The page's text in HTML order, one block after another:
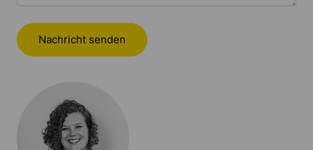
Nachricht senden